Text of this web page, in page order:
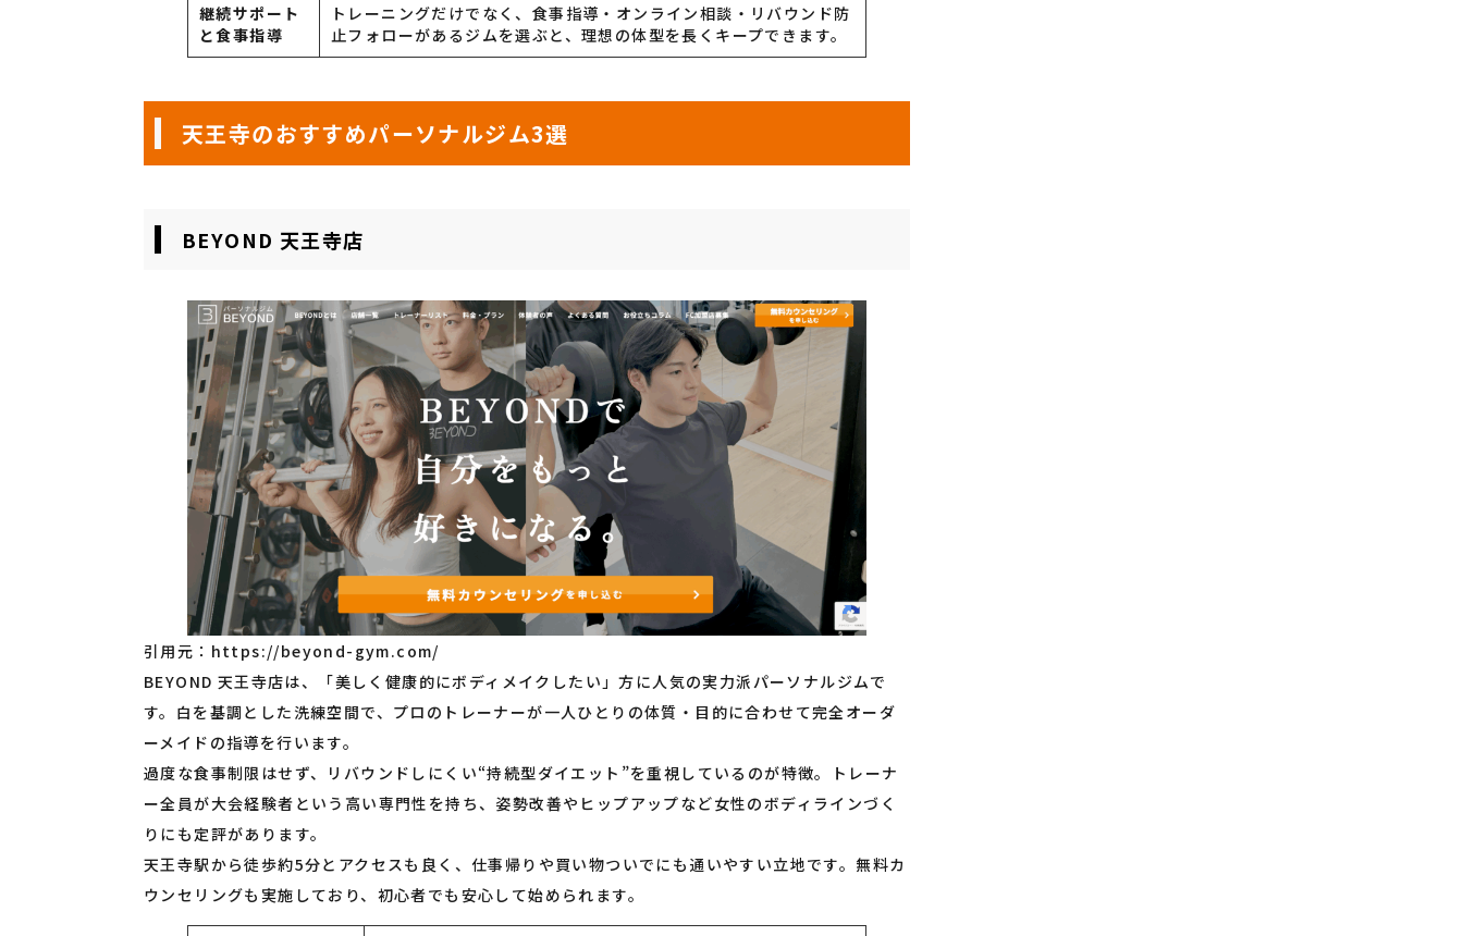
継続サポート
と食事指導
トレーニングだけでなく、食事指導・オンライン相談・リバウンド防
止フォローがあるジムを選ぶと、理想の体型を長くキープできます。
天王寺のおすすめパーソナルジム3選
BEYOND 天王寺店
引用元： https://beyond-gym.com/
BEYOND 天王寺店は、「美しく健康的にボディメイクしたい」方に人気の実力派パーソナルジムで
す。白を基調とした洗練空間で、プロのトレーナーが一人ひとりの体質・目的に合わせて完全オーダ
ーメイドの指導を行います。
過度な食事制限はせず、リバウンドしにくい“持続型ダイエット”を重視しているのが特徴。トレーナ
ー全員が大会経験者という高い専門性を持ち、姿勢改善やヒップアップなど女性のボディラインづく
りにも定評があります。
天王寺駅から徒歩約5分とアクセスも良く、仕事帰りや買い物ついでにも通いやすい立地です。無料カ
ウンセリングも実施しており、初心者でも安心して始められます。